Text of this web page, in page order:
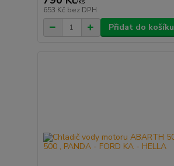
653 Kč bez DPH
Přidat do košíku